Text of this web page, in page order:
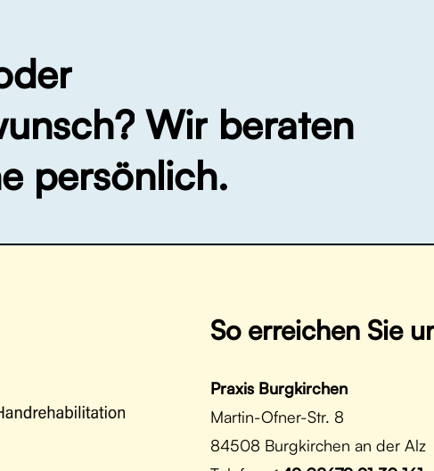
Wir beraten
persönlich.
So erreichen Sie
Praxis Burgkirchen
Martin-Ofner-Str. 8
84508 Burgkirchen an der Alz